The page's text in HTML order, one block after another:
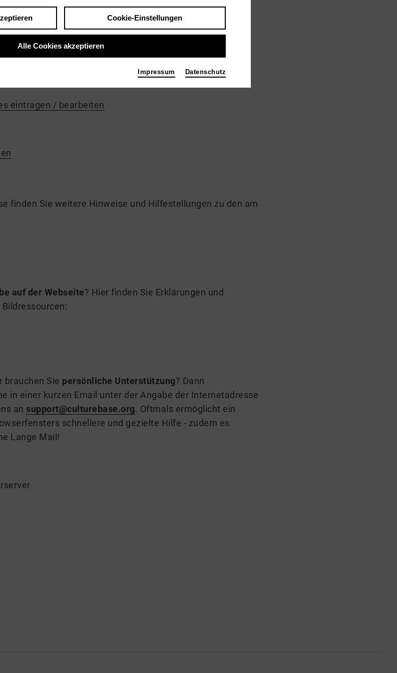
Themenbereichenfinden Sie hier:
eintragen / bearbeiten
finden Sie weitere Hinweise und Hilfestellungen zu den am
auf der Webseite? Hier finden Sie Erklärungen und
brauchen Sie persönliche Unterstützung? Dann
in einer kurzen Email unter der Angabe der Internetadresse
an support@culturebase.org. Oftmals ermöglicht ein
schnellere und gezielte Hilfe - zudem es
Lange Mail!
Cookie-Einstellungen
Alle Cookies akzeptieren
Impressum Datenschutz